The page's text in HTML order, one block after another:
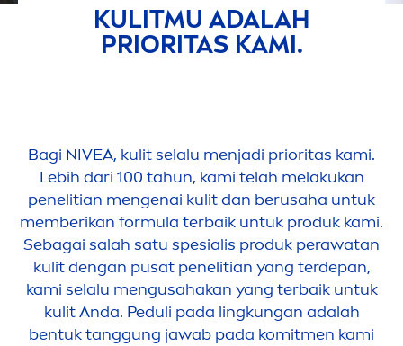
KULITMU ADALAH
PRIORITAS KAMI.
Bagi NIVEA, kulit selalu menjadi prioritas kami.
Lebih dari 100 tahun, kami telah melakukan
penelitian mengenai kulit dan berusaha untuk
memberikan formula terbaik untuk produk kami.
Sebagai salah satu spesialis produk perawatan
kulit dengan pusat penelitian yang terdepan,
kami selalu mengusahakan yang terbaik untuk
kulit Anda. Peduli pada lingkungan adalah
bentuk tanggung jawab pada komitmen kami